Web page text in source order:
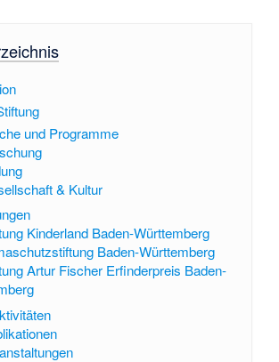
und Programme
& Kultur
Kinderland Baden-Württemberg
Baden-Württemberg
Artur Fischer Erfinderpreis Baden-